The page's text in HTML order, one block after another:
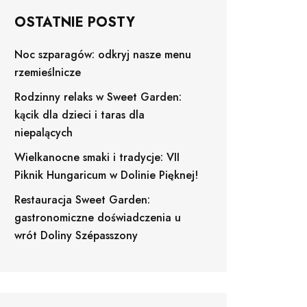
OSTATNIE POSTY
Noc szparagów: odkryj nasze menu
rzemieślnicze
Rodzinny relaks w Sweet Garden:
kącik dla dzieci i taras dla
niepalących
Wielkanocne smaki i tradycje: VII
Piknik Hungaricum w Dolinie Pięknej!
Restauracja Sweet Garden:
gastronomiczne doświadczenia u
wrót Doliny Szépasszony